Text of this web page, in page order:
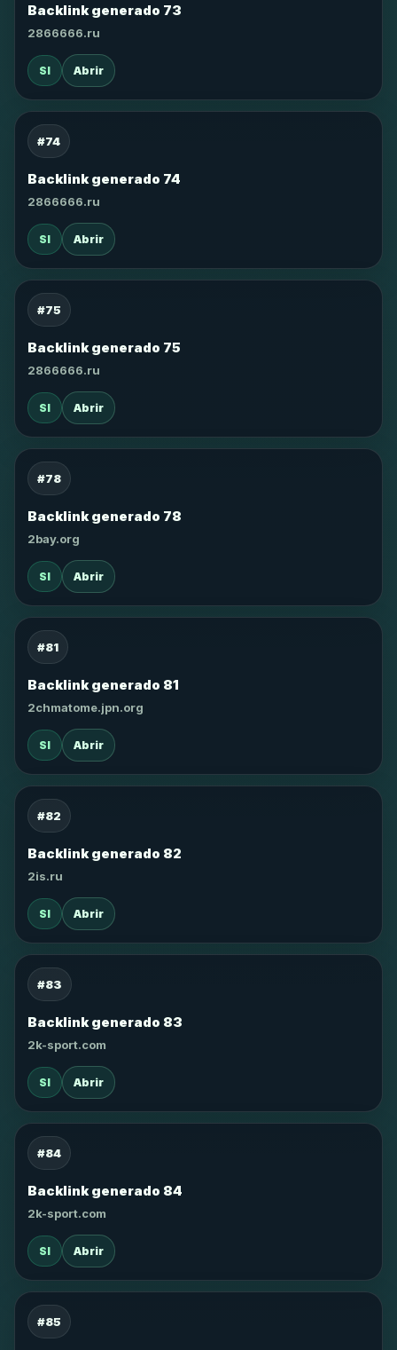
Backlink generado 73
2866666.ru
SI Abrir
#74
Backlink generado 74
2866666.ru
SI Abrir
#75
Backlink generado 75
2866666.ru
SI Abrir
#78
Backlink generado 78
2bay.org
SI Abrir
#81
Backlink generado 81
2chmatome.jpn.org
SI Abrir
#82
Backlink generado 82
2is.ru
SI Abrir
#83
Backlink generado 83
2k-sport.com
SI Abrir
#84
Backlink generado 84
2k-sport.com
SI Abrir
#85